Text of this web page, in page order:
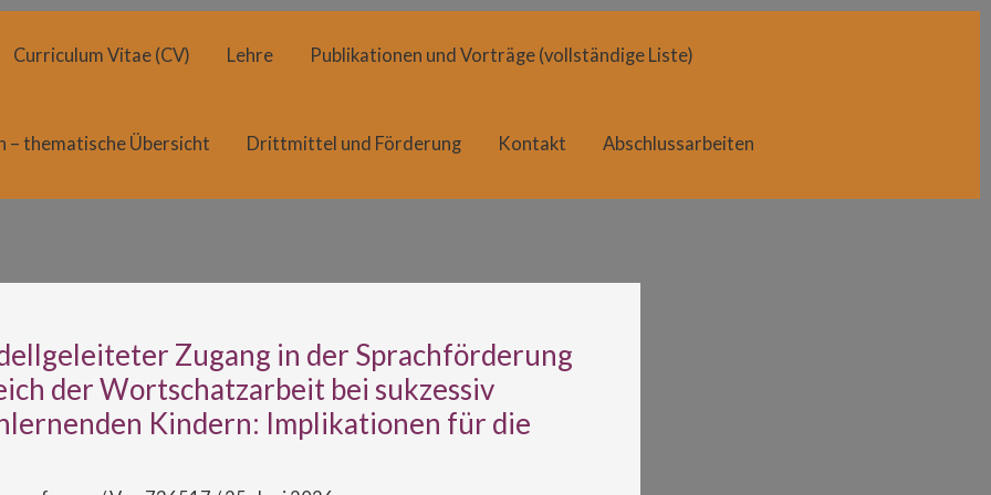
Curriculum Vitae (CV) Lehre Publikationen und Vorträge (vollständige Liste)
– thematische Übersicht Drittmittel und Förderung Kontakt Abschlussarbeiten
Zugang in der Sprachförderung
der Wortschatzarbeit bei sukzessiv
Kindern: Implikationen für die